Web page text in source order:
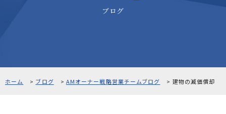
ブログ
ホーム ブログ AMオーナー戦略営業チームブログ 建物の減価償却